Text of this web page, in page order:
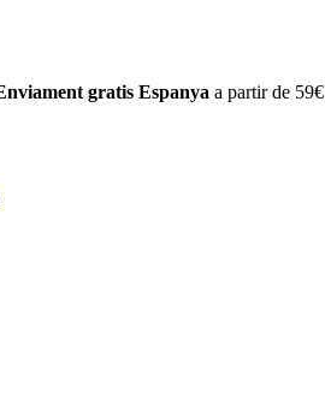
gratis Espanya a partir de 59€